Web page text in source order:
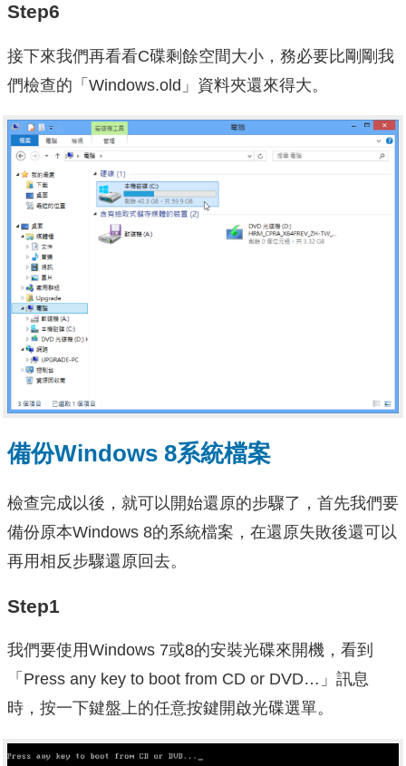
Step6
接下來我們再看看C碟剩餘空間大小，務必要比剛剛我
們檢查的「Windows.old」資料夾還來得大。
備份Windows 8系統檔案
檢查完成以後，就可以開始還原的步驟了，首先我們要
備份原本Windows 8的系統檔案，在還原失敗後還可以
再用相反步驟還原回去。
Step1
我們要使用Windows 7或8的安裝光碟來開機，看到
「Press any key to boot from CD or DVD…」訊息
時，按一下鍵盤上的任意按鍵開啟光碟選單。